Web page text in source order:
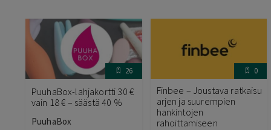
26
PuuhaBox-lahjakortti 30 €
vain 18 € – säästä 40 %
PuuhaBox
0
Finbee – Joustava ratkaisu
arjen ja suurempien
hankintojen
rahoittamiseen